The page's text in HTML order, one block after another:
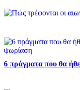
6 πράγματα που θα